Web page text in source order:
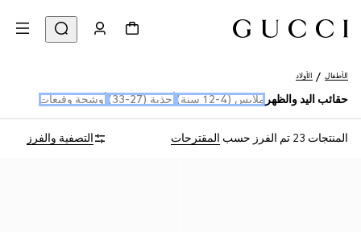
الأطفال الأولاد
حقائب اليد والظهر ملابس (4-12 سنة) أحذية (27-33) أوشحة وقبعات
المنتجات 23 تم الفرز حسب المقترحات التصفية والفرز